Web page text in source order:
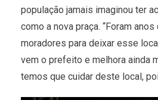
população jamais imaginou ter
como a nova praça. “Foram
moradores para deixar esse
vem o prefeito e melhora ainda
temos que cuidar deste local,